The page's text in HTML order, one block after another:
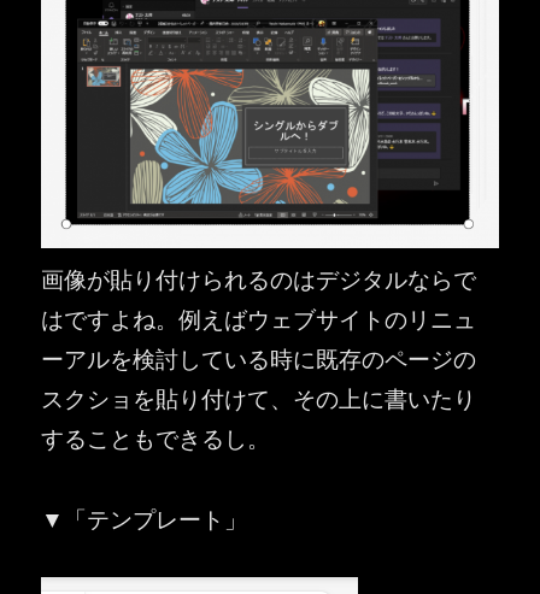
画像が貼り付けられるのはデジタルならで
はですよね。例えばウェブサイトのリニュ
ーアルを検討している時に既存のページの
スクショを貼り付けて、その上に書いたり
することもできるし。
▼「テンプレート」